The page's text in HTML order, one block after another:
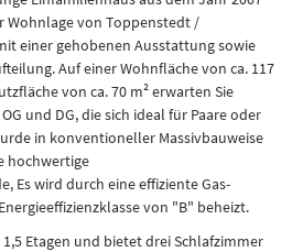
Wohnlage von Toppenstedt /
einer gehobenen Ausstattung sowie
Auf einer Wohnfläche von ca. 117
von ca. 70 m² erwarten Sie
und DG, die sich ideal für Paare oder
in konventioneller Massivbauweise
hochwertige
Es wird durch eine effiziente Gas-
von "B" beheizt.
Etagen und bietet drei Schlafzimmer